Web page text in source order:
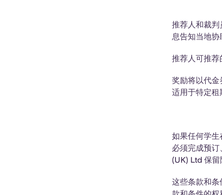
推荐人和裁
息告知当地
推荐人可推
奖励将以代金
适用于特定
如果任何学
必须完成预
(UK) Ltd 保
这些条款和